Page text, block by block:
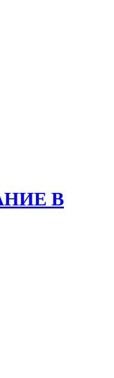
В